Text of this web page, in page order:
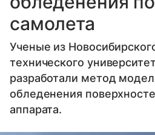
самолета
Ученые из
технического
разработали метод
обледенения
аппарата.